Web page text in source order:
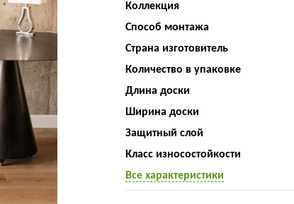
Коллекция
Способ монтажа
Страна изготовитель
Количество в упаковке
Длина доски
Ширина доски
Защитный слой
Класс износостойкости
Все характеристики